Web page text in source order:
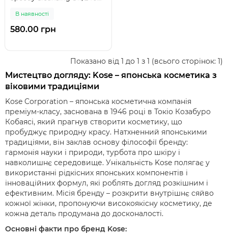
В наявності
580.00 грн
Показано від 1 до 1 з 1 (всього сторінок: 1)
Мистецтво догляду: Kose – японська косметика з
віковими традиціями
Kose Corporation – японська косметична компанія
преміум-класу, заснована в 1946 році в Токіо Козабуро
Кобаясі, який прагнув створити косметику, що
пробуджує природну красу. Натхненний японськими
традиціями, він заклав основу філософії бренду:
гармонія науки і природи, турбота про шкіру і
навколишнє середовище. Унікальність Kose полягає у
використанні рідкісних японських компонентів і
інноваційних формул, які роблять догляд розкішним і
ефективним. Місія бренду – розкрити внутрішнє сяйво
кожної жінки, пропонуючи високоякісну косметику, де
кожна деталь продумана до досконалості.
Основні факти про бренд Kose: